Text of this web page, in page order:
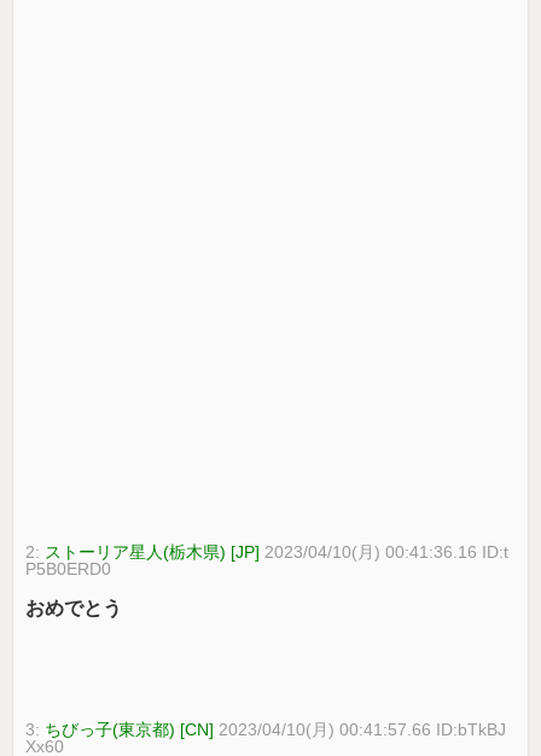
2: ストーリア星人(栃木県) [JP] 2023/04/10(月) 00:41:36.16 ID:t
P5B0ERD0
おめでとう
3: ちびっ子(東京都) [CN] 2023/04/10(月) 00:41:57.66 ID:bTkBJ
Xx60